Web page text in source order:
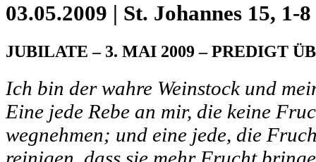
03.05.2009 | St. Johannes 15, 1-
JUBILATE – 3. MAI 2009 – PREDIGT
Ich bin der wahre Weinstock und
Eine jede Rebe an mir, die keine
wegnehmen; und eine jede, die